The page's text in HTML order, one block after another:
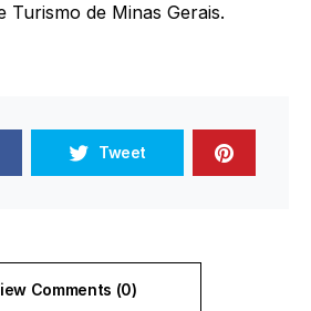
Turismo de Minas Gerais.
Tweet
Comments (0)